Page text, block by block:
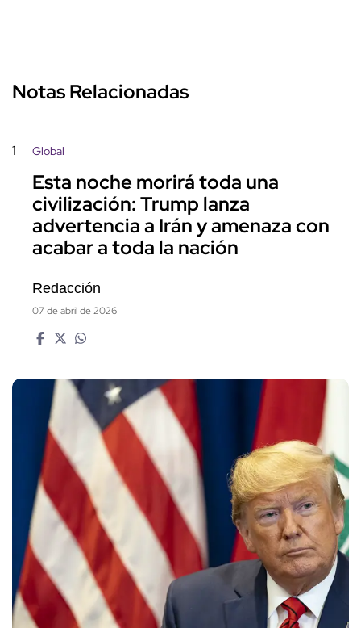
Notas Relacionadas
1 Global
Esta noche morirá toda una
civilización: Trump lanza
advertencia a Irán y amenaza con
acabar a toda la nación
Redacción
07 de abril de 2026